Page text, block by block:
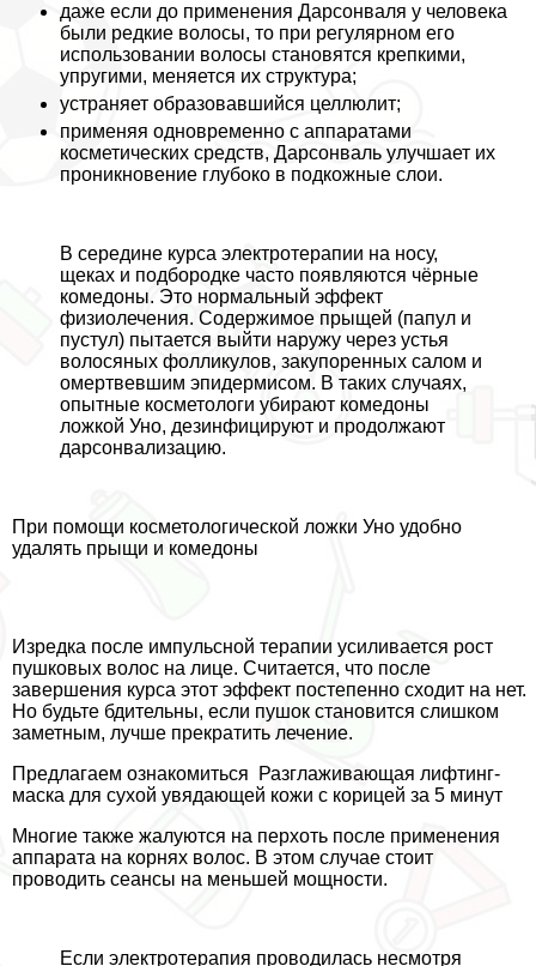
даже если до применения Дарсонваля у человека
были редкие волосы, то при регулярном его
использовании волосы становятся крепкими,
упругими, меняется их структура;
устраняет образовавшийся целлюлит;
применяя одновременно с аппаратами
косметических средств, Дарсонваль улучшает их
проникновение глубоко в подкожные слои.
В середине курса электротерапии на носу,
щеках и подбородке часто появляются чёрные
комедоны. Это нормальный эффект
физиолечения. Содержимое прыщей (папул и
пустул) пытается выйти наружу через устья
волосяных фолликулов, закупоренных салом и
омертвевшим эпидермисом. В таких случаях,
опытные косметологи убирают комедоны
ложкой Уно, дезинфицируют и продолжают
дарсонвализацию.
При помощи косметологической ложки Уно удобно
удалять прыщи и комедоны
Изредка после импульсной терапии усиливается рост
пушковых волос на лице. Считается, что после
завершения курса этот эффект постепенно сходит на нет.
Но будьте бдительны, если пушок становится слишком
заметным, лучше прекратить лечение.
Предлагаем ознакомиться
Разглаживающая лифтинг-
маска для сухой увядающей кожи с корицей за 5 минут
Многие также жалуются на перхоть после применения
аппарата на корнях волос. В этом случае стоит
проводить сеансы на меньшей мощности.
Если электротерапия проводилась несмотря